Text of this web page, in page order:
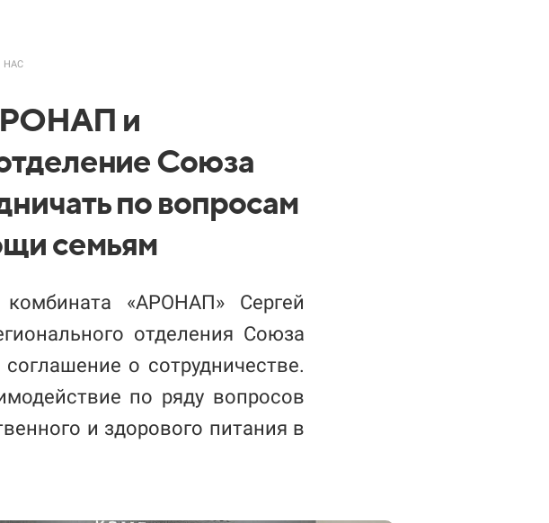
НАС
и
Союза
по вопросам
семьям
«АРОНАП» Сергей
отделения Союза
о сотрудничестве.
по ряду вопросов
и здорового питания в